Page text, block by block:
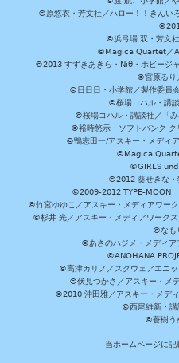
©原悠衣・芳文社／ハロー！！きんい
©浜弓場 双・芳文
©Magica Quartet／
©2013 すずきあきら・Niθ・ホビージ
©宮原るり
©日日日・小学館／製作委員
©桜場コハル・講
©桜場コハル・講談社／「
©裕時悠示・ソフトバンク
©鴨志田一/アスキー・メデ
©Magica
©GIRLS und
©2012 葵せきな・
©2009-2012 TYPE-MOON
©竹宮ゆゆこ／アスキー・メディアワー
©杉井 光／アスキー・メディアワーク
©なも
©あさのハジメ・メディ
©ANOHANA
©高津カリノ／スクウェアエ
©伏見つかさ／アスキー・メ
©2010 沖田雅／アスキー・メデ
©西尾維新・講
©蒼樹う
当ホームページに